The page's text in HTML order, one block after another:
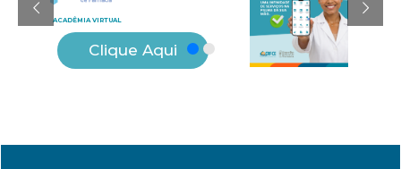
ACADÊMIA VIRTUAL
Clique Aqui